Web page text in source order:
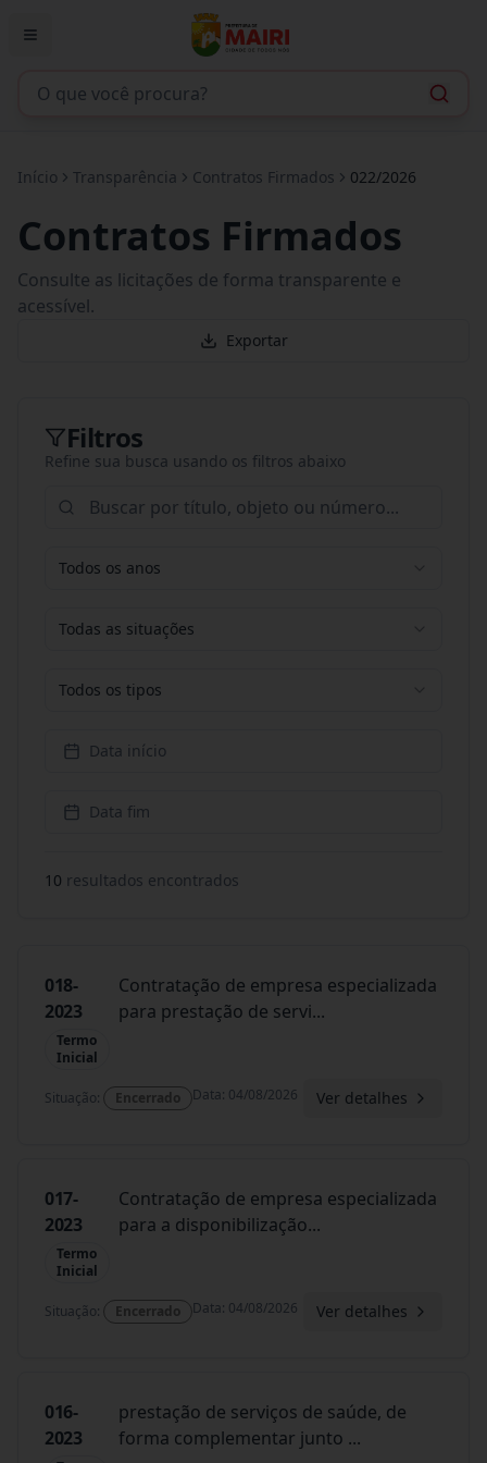
Início Transparência Contratos Firmados 022/2026
Contratos Firmados
Consulte as licitações de forma transparente e
acessível.
Exportar
Filtros
Refine sua busca usando os filtros abaixo
Todos os anos
Todas as situações
Todos os tipos
Data início
Data fim
10 resultados encontrados
018-
2023
Termo
Inicial
Contratação de empresa especializada
para prestação de servi...
Situação: Encerrado Data: 04/08/2026 Ver detalhes
017-
2023
Termo
Inicial
Contratação de empresa especializada
para a disponibilização...
Situação: Encerrado Data: 04/08/2026 Ver detalhes
016-
2023
prestação de serviços de saúde, de
forma complementar junto ...